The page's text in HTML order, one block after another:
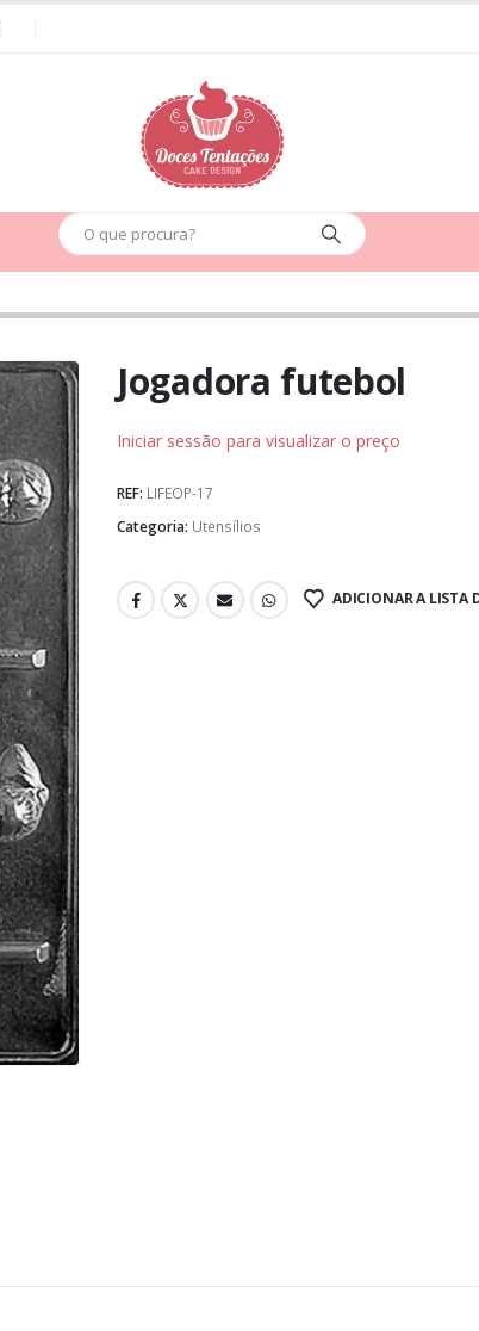
Jogadora futebol
Iniciar sessão para visualizar o preço
REF: LIFEOP-17
Categoria: Utensílios
ADICIONAR A LISTA